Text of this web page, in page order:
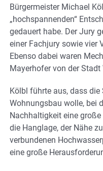
Bürgermeister Michael
„hochspannenden“
gedauert habe. Der Jury
einer Fachjury sowie vier
Ebenso dabei waren
Mayerhofer von der Stadt
Kölbl führte aus, dass
Wohnungsbau wolle, bei
Nachhaltigkeit eine
die Hanglage, der Nähe
verbundenen
eine große